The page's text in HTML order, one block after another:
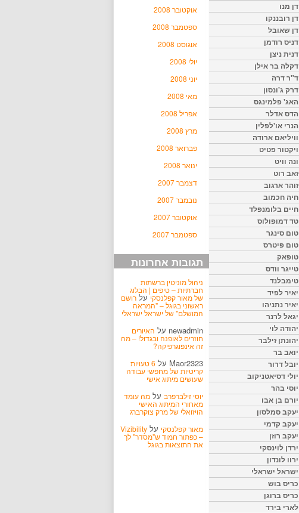
אוקטובר 2008
ספטמבר 2008
אוגוסט 2008
יולי 2008
יוני 2008
מאי 2008
אפריל 2008
מרץ 2008
פברואר 2008
ינואר 2008
דצמבר 2007
נובמבר 2007
אוקטובר 2007
ספטמבר 2007
תגובות אחרונות
ניהול מוניטין ברשתות
חברתיות – טיפים | הבלוג
של מאור קפלנסקיעל רושם
ראשוני בגוגל – "המראה
המושלם" של ישראל ישראלי
newadmin על האיורים
חוזרים לאופנה ובגדול! – מה
זה אינפוגרפיקה?
Maor2323 על 6 טעויות
קריטיות של מחפשי עבודה
שעושים מיתוג אישי
יוסי זילברפרב על מה עומד
מאחורי המיתוג האישי
הויזואלי של מרק צוקרברג
מאור קפלנסקי על Vizibility
– כפתור חמוד ש"מסדר" לך
את התוצאות בגוגל
דן מנו
דן רובננקו
דן שאובל
דניס רודמן
דנית ניצן
דקלה בר אילן
ד"ר דרה
דרק ג'ונסון
האג' פלמינגס
הדס אדלר
הנרי או'לפלין
וויליאם ארודה
ויקטור פטיט
ונה וויט
זאב רוט
זוהר ארגוב
חיה חכמוב
חיים בלומנפלד
טד דמופולוס
טום סינגר
טום פיטרס
טופאק
טייגר וודס
טימבלנד
יאיר לפיד
יאיר נתניהו
יגאל לרנר
יהודה לוי
יהונתן זילבר
יואב בר
יובל דרור
יולי דסיאטניקוב
יוסי בהר
יורם בן אבו
יעקב סמלסון
יעקב קדמי
יעקב רוזן
ירדן לוינסקי
ירוו לונדון
ישראל ישראלי
כריס בוש
כריס ברוגן
לארי בירד